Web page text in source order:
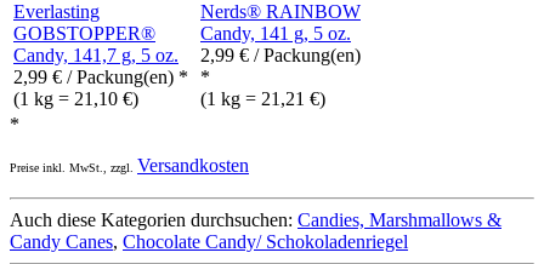
Everlasting
GOBSTOPPER®
Candy, 141,7 g, 5 oz.
2,99 € / Packung(en) *
(1 kg = 21,10 €)
Nerds® RAINBOW
Candy, 141 g, 5 oz.
2,99 € / Packung(en)
*
(1 kg = 21,21 €)
*
Preise inkl. MwSt., zzgl. Versandkosten
Auch diese Kategorien durchsuchen: Candies, Marshmallows &
Candy Canes, Chocolate Candy/ Schokoladenriegel